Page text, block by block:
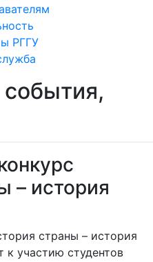
РГГУ
– история
страны – история
к участию студентов